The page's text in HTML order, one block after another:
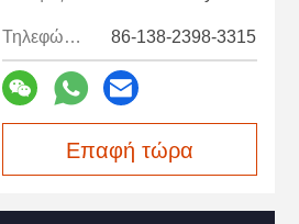
Τηλεφώνημα: 86-138-2398-3315
Επαφή τώρα